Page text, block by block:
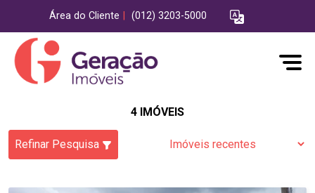
Área do Cliente (012) 3203-5000
4 IMÓVEIS
Refinar Pesquisa